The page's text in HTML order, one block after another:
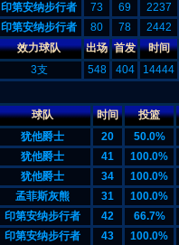
印第安纳步行者 73 69 2237
印第安纳步行者 80 78 2442
效力球队 出场 首发 时间
3支 548 404 14444
球队 时间 投篮
犹他爵士 20 50.0%
犹他爵士 41 100.0%
犹他爵士 34 100.0%
孟菲斯灰熊 31 100.0%
印第安纳步行者 42 66.7%
印第安纳步行者 43 100.0%